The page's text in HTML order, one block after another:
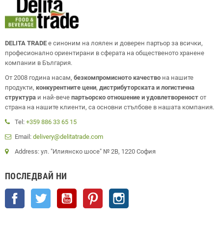
DELITA TRADE е синоним на лоялен и доверен партьор за всички,
професионално ориентирани в сферата на общественото хранене
компании в България.
От 2008 година насам, безкомпромисното качество на нашите
продукти, конкурентните цени, дистрибуторската и логистична
структура и най-вече партьорско отношение и удовлетвореност от
страна на нашите клиенти, са основни стълбове в нашата компания.
Tel: +359 886 33 65 15
Email: delivery@delitatrade.com
Address: ул. "Илиянско шосе" № 2В, 1220 София
ПОСЛЕДВАЙ НИ
Facebook Twitter YouTube Pinterest